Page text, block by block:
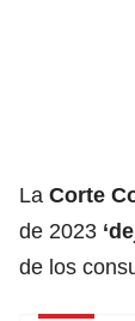
La Corte
de 2023
de los